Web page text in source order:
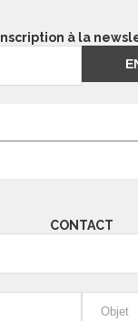
Inscription à la
CONTACT